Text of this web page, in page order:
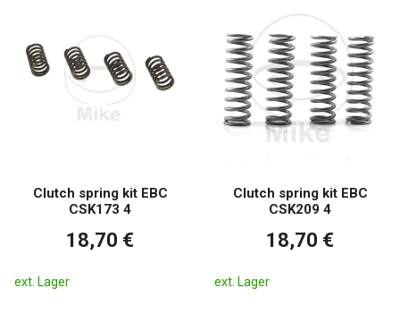
Clutch spring kit EBC
CSK173 4
18,70 €
ext. Lager
Clutch spring kit EBC
CSK209 4
18,70 €
ext. Lager